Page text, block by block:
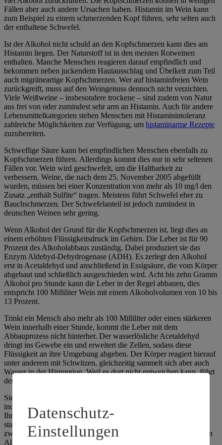
Fällen aber auch andere Ursachen haben. Histamin im Wein kann
zum Beispiel zu einem schmerzenden Kopf führen, sehr selten auch
der enthaltene Schwefel.
Ist der Alkohol nicht schuld an den Kopfschmerzen kann dies am
Histamin liegen. Der Naturstoff ist in den meisten Rotweinen
enthalten. Manche Menschen reagieren darauf empfindlich und
bekommen neben juckendem Hautausschlag und Übelkeit zum Teil
auch migräneartige Kopfschmerzen. Wer auf histaminfreien Wein
zurückgreift, muss auf den Weingenuss dennoch nicht verzichten.
Viele Weißweine – insbesondere trockene – sind zudem von Natur
aus frei von oder zumindest sehr arm an Histamin. Auch für andere
Lebensmittelkategorien stehen Menschen mit Histaminintoleranz
zahlreiche Möglichkeiten zur Verfügung, um histaminarme Rezepte
zuzubereiten.
Schweflige Säure kann bei empfindlichen Menschen ebenfalls zu
Kopfschmerzen führen. Allerdings kommt dies nur in sehr seltenen
Fällen vor. Wein wird geschwefelt, um die Haltbarkeit zu
verbessern. Weine, die nach dem 25. November 2005 abgefüllt
wurden, müssen bei einer Konzentration von mehr als 10 mg/l den
Zusatz „enthält Sulfite“ tragen. Meistens führt Schwefel eher zu
Bauchschmerzen. Der Schwefelanteil ist jedoch zumindest in
deutschen Weinen sehr gering.
Wenn Alkohol der Grund für die Kopfschmerzen ist, liegt dies an
einem erhöhten Flüssigkeitsdruck im Gehirn. Die Leber ist für 90
Prozent des Alkoholabbaus zuständig. Dabei produziert sie das
Enzym Aldehyd-Dehydrogenase (ADH). Es zerlegt den Alkohol
erst in Acetaldehyd und anschließend in Essigsäure, die vom Körper
abgebaut und schließlich ausgeschieden wird. Acht bis zehn Gramm
Alkohol pro Stunde kann die Leber in der Regel abbauen, dies
entspricht 100 Milliliter Wein mit einem Alkoholvolumen von 10 bis
13 Prozent.
Trinkt ein Mensch also mehr als 100 Milliliter oder einen stärkeren
Wein innerhalb einer Stunde, kommt die Leber mit dem
Abbauprozess nicht hinterher. Der wasserlösliche Acetaldehyd
dringt ins Gewebe ein und erweitert die Zellen, sodass diese
Flüssigkeit an ihre Umgebung abgeben. Der Körper reagiert hierauf
unter anderem mit Schwitzen, gleichzeitig sammelt sich aber auch
Wasser in der Hirnregion. Weil es dort nicht entweichen kann, führt
der entstehende Überdruck zu Kopfschmerzen.
Sie können Kopfschmerzen durch zu viel Alkohol vorbeugen,
indem Sie innerhalb einer Zeitspanne nicht mehr Wein trinken, als
Ihre Leber gleichzeitig verarbeiten kann. Genießen Sie den Wein
stattdessen lieber langsam und in aller Ruhe und trinken Sie
zwischendurch Wasser. Das wirkt der entwässernden Wirkung von
Alkohol entgegen.
Datenschutz-
Einstellungen